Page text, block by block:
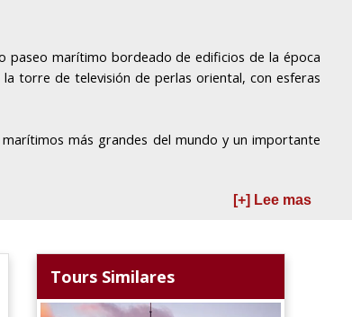
paseo marítimo bordeado de edificios de la época
torre de televisión de perlas oriental, con esferas
más grandes del mundo y un importante
[+] Lee mas
Tours Similares